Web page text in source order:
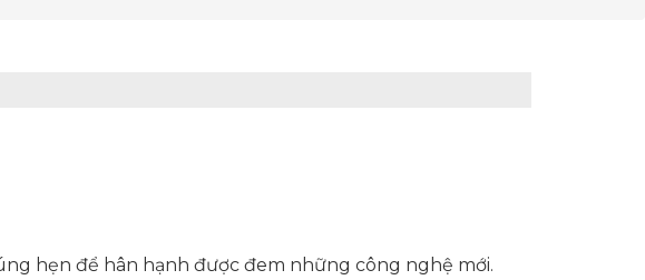
hẹn để hân hạnh được đem những công nghệ mới.